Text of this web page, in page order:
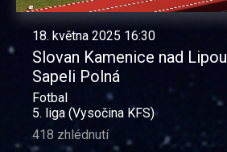
18. května 2025 16:30
Slovan Kamenice nad Lipou
Sapeli Polná
Fotbal
5. liga (Vysočina KFS)
418 zhlédnutí